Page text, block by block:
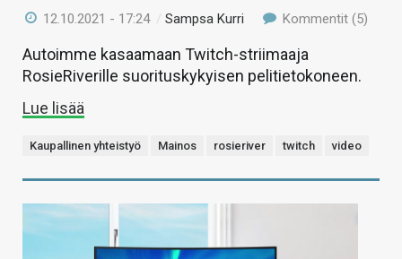
12.10.2021 - 17:24 /Sampsa Kurri Kommentit (5)
Autoimme kasaamaan Twitch-striimaaja
RosieRiverille suorituskykyisen pelitietokoneen.
Lue lisää
Kaupallinen yhteistyö Mainos rosieriver twitch video